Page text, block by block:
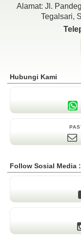
Alamat: Jl.
Tegalsari,
Hubungi Kami
Follow Sosial Media :